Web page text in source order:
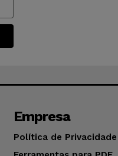
Empresa
Política de Privacidade